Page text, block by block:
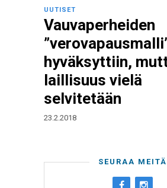
UUTISET
Vauvaperheiden
hyväksyttiin,
laillisuus vielä
selvitetään
23.2.2018
SEURAA MEITÄ